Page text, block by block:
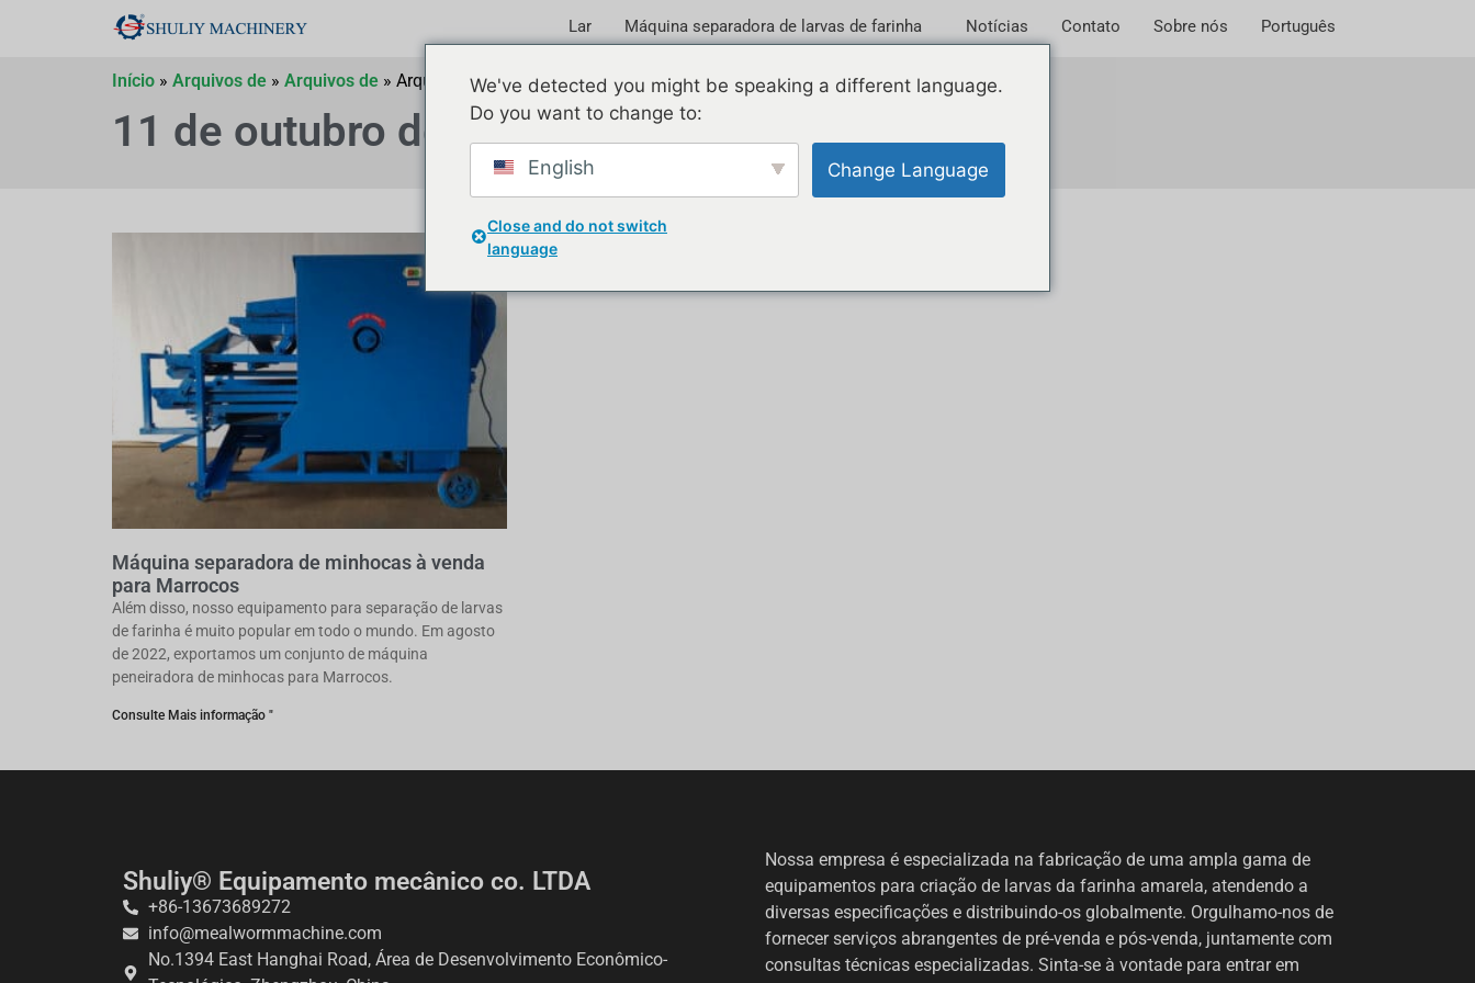
Lar Máquina separadora de larvas de farinha Notícias Contato Sobre nós Português
Início » Arquivos de » Arquivos de » Arquivos de
11 de outubro de 2022
Máquina separadora de minhocas à venda
para Marrocos
Além disso, nosso equipamento para separação de larvas
de farinha é muito popular em todo o mundo. Em agosto
de 2022, exportamos um conjunto de máquina
peneiradora de minhocas para Marrocos.
Consulte Mais informação "
Shuliy® Equipamento mecânico co. LTDA
+86-13673689272
info@mealwormmachine.com
No.1394 East Hanghai Road, Área de Desenvolvimento Econômico-
Nossa empresa é especializada na fabricação de uma ampla gama de
equipamentos para criação de larvas da farinha amarela, atendendo a
diversas especificações e distribuindo-os globalmente. Orgulhamo-nos de
fornecer serviços abrangentes de pré-venda e pós-venda, juntamente com
consultas técnicas especializadas. Sinta-se à vontade para entrar em
We've detected you might be speaking a different language.
Do you want to change to:
English Change Language
Close and do not switch
language